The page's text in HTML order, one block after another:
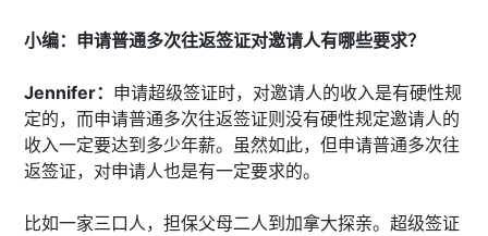
小编：申请普通多次往返签证对邀请人有哪些要求？
Jennifer： 申请超级签证时，对邀请人的收入是有硬性规
定的，而申请普通多次往返签证则没有硬性规定邀请人的
收入一定要达到多少年薪。虽然如此，但申请普通多次往
返签证，对申请人也是有一定要求的。
比如一家三口人，担保父母二人到加拿大探亲。超级签证